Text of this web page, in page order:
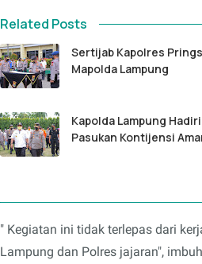
Related Posts
Sertijab Kapolres
Mapolda Lampung
Kapolda Lampung
Pasukan Kontijensi
" Kegiatan ini tidak terlepas dari
Lampung dan Polres jajaran",